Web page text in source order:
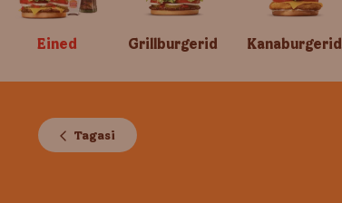
Eined Grillburgerid Kanaburgerid
Tagasi